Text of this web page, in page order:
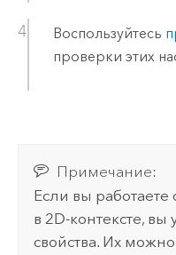
Воспользуйтесь
проверки этих
Примечание:
Если вы работаете
в 2D-контексте, вы
свойства. Их